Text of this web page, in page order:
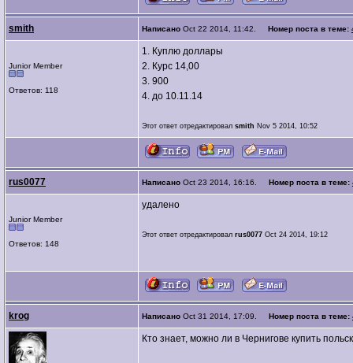
smith Написано Oct 22 2014, 11:42. Номер поста в теме:
Junior Member
Ответов: 118
1. Куплю доллары
2. Курс 14,00
3. 900
4. до 10.11.14
Этот ответ отредактировал smith Nov 5 2014, 10:52
rus0077 Написано Oct 23 2014, 16:16. Номер поста в теме:
Junior Member
Ответов: 148
удалено
Этот ответ отредактировал rus0077 Oct 24 2014, 19:12
krog Написано Oct 31 2014, 17:09. Номер поста в теме:
Кто знает, можно ли в Чернигове купить